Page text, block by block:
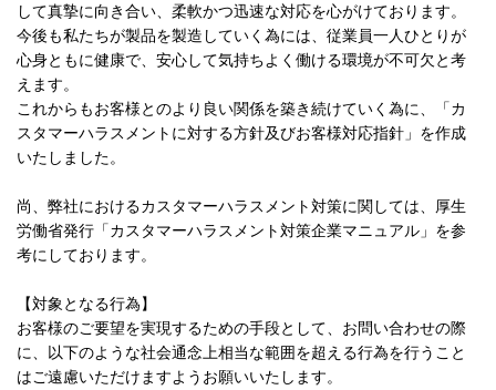
して真摯に向き合い、柔軟かつ迅速な対応を心がけております。
今後も私たちが製品を製造していく為には、従業員一人ひとりが
心身ともに健康で、安心して気持ちよく働ける環境が不可欠と考
えます。
これからもお客様とのより良い関係を築き続けていく為に、「カ
スタマーハラスメントに対する方針及びお客様対応指針」を作成
いたしました。
尚、弊社におけるカスタマーハラスメント対策に関しては、厚生
労働省発行「カスタマーハラスメント対策企業マニュアル」を参
考にしております。
【対象となる行為】
お客様のご要望を実現するための手段として、お問い合わせの際
に、以下のような社会通念上相当な範囲を超える行為を行うこと
はご遠慮いただけますようお願いいたします。